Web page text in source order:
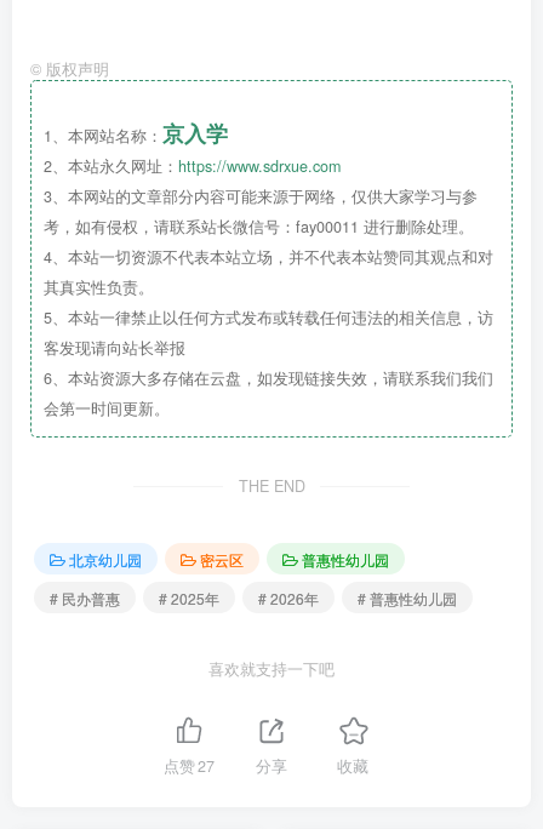
© 版权声明
1、本网站名称： 京入学
2、本站永久网址： https://www.sdrxue.com
3、本网站的文章部分内容可能来源于网络，仅供大家学习与参
考，如有侵权，请联系站长微信号：fay00011 进行删除处理。
4、本站一切资源不代表本站立场，并不代表本站赞同其观点和对
其真实性负责。
5、本站一律禁止以任何方式发布或转载任何违法的相关信息，访
客发现请向站长举报
6、本站资源大多存储在云盘，如发现链接失效，请联系我们我们
会第一时间更新。
THE END
北京幼儿园 密云区
普惠性幼儿园
# 民办普惠
# 2025年 # 2026年 # 普惠性幼儿园
喜欢就支持一下吧
点赞27 分享 收藏